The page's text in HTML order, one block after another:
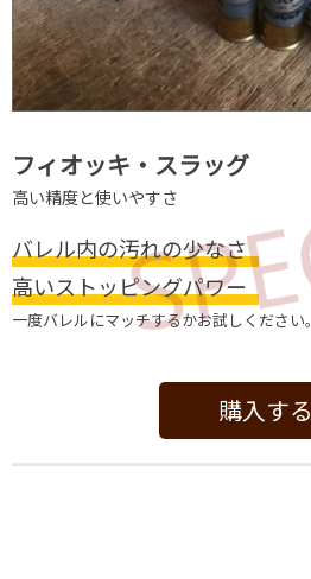
フィオッキ・スラッグ
高い精度と使いやすさ
バレル内の汚れの少なさ
高いストッピングパワー
一度バレルにマッチするかお試しください。
購⼊する